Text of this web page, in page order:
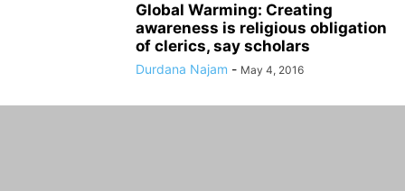
Global Warming: Creating
awareness is religious obligation
of clerics, say scholars
Durdana Najam - May 4, 2016